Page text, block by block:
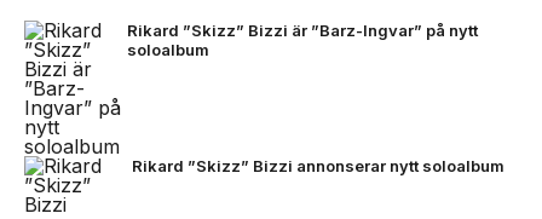
Rikard ”Skizz” Bizzi är ”Barz-Ingvar” på nytt
soloalbum
Rikard ”Skizz” Bizzi annonserar nytt soloalbum